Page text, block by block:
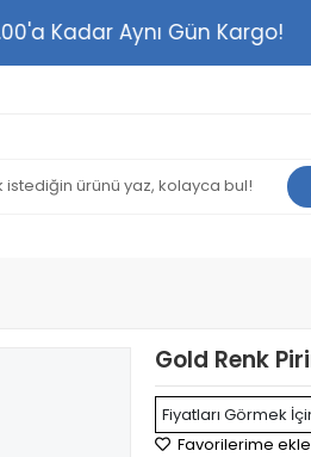
12.00'a Kadar Aynı Gün Kargo!
Gold Renk
Fiyatları Görmek
Favorilerime ekle